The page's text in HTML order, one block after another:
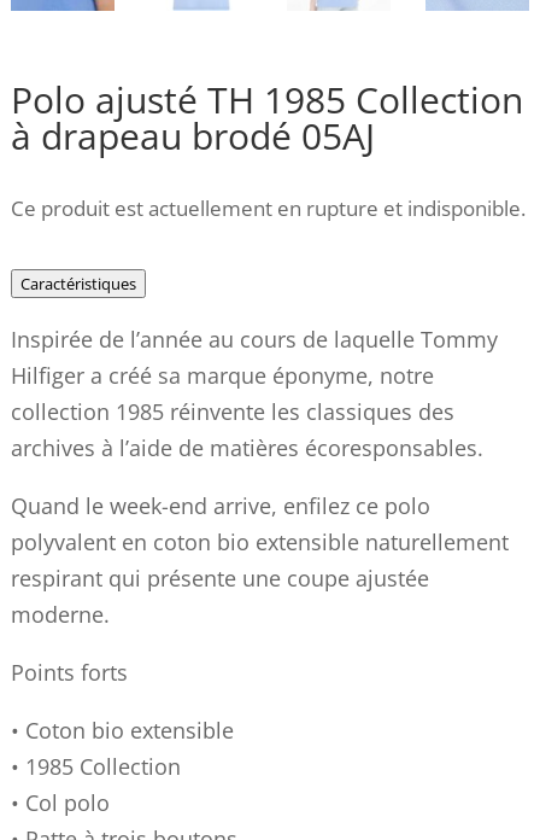
Polo ajusté TH 1985 Collection
à drapeau brodé 05AJ
Ce produit est actuellement en rupture et indisponible.
Caractéristiques
Inspirée de l’année au cours de laquelle Tommy
Hilfiger a créé sa marque éponyme, notre
collection 1985 réinvente les classiques des
archives à l’aide de matières écoresponsables.
Quand le week-end arrive, enfilez ce polo
polyvalent en coton bio extensible naturellement
respirant qui présente une coupe ajustée
moderne.
Points forts
• Coton bio extensible
• 1985 Collection
• Col polo